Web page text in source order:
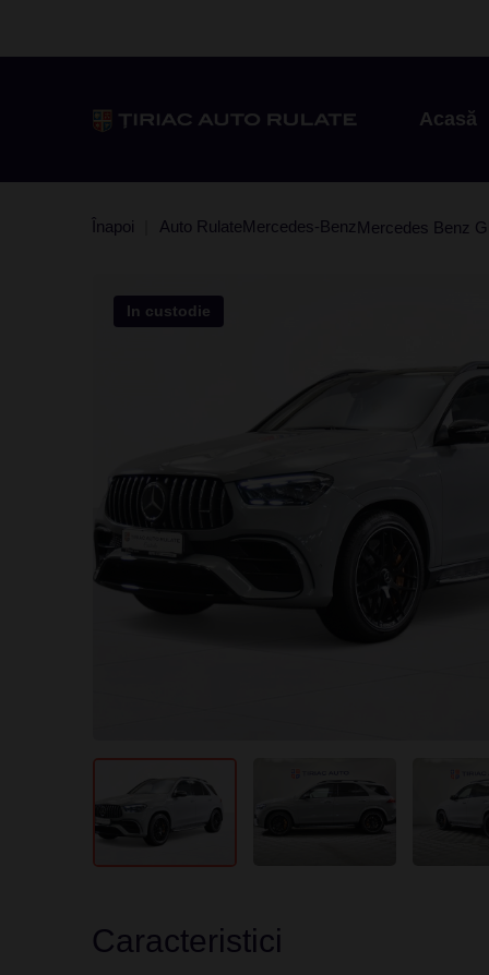
Acasă
Înapoi Auto RulateMercedes-Benz Mercedes Benz
In custodie
Caracteristici